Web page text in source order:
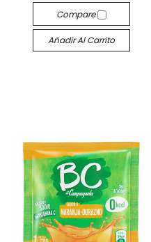
Compare
Añadir Al Carrito